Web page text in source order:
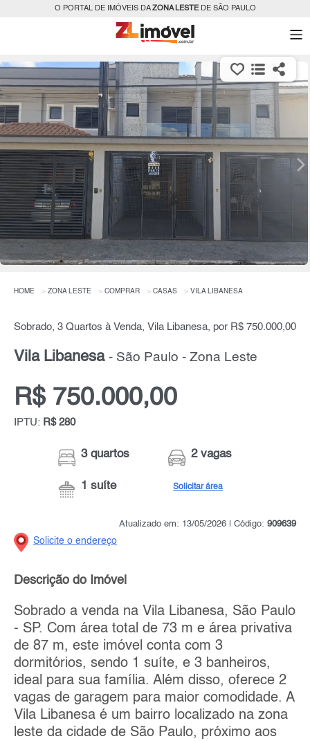
O PORTAL DE IMÓVEIS DAZONA LESTEDE SÃO PAULO
HOME ZONA LESTE COMPRAR CASAS VILA LIBANESA
Sobrado, 3 Quartos à Venda, Vila Libanesa, por R$ 750.000,00
Vila Libanesa - São Paulo - Zona Leste
R$ 750.000,00
IPTU: R$ 280
3 quartos
1 suíte
2 vagas
Solicitar área
Atualizado em: 13/05/2026 | Código: 909639
Solicite o endereço
Descrição do Imóvel
Sobrado a venda na Vila Libanesa, São Paulo
- SP. Com área total de 73 m e área privativa
de 87 m, este imóvel conta com 3
dormitórios, sendo 1 suíte, e 3 banheiros,
ideal para sua família. Além disso, oferece 2
vagas de garagem para maior comodidade. A
Vila Libanesa é um bairro localizado na zona
leste da cidade de São Paulo, próximo aos